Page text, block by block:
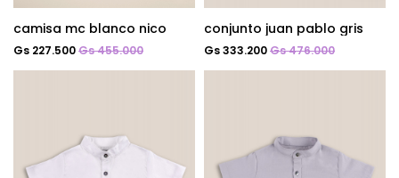
camisa mc blanco nico
Gs 227.500Gs 455.000
conjunto juan pablo gris
Gs 333.200Gs 476.000